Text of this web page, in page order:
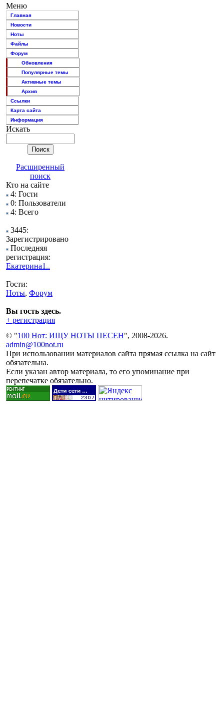
Меню
Главная
Новости
Ноты
Файлы
Форум
Обновления
Популярные темы
Активные темы
Архив
Ссылки
Карта сайта
Информация
Искать
Расширенный
поиск
Кто на сайте
4: Гости
0: Пользователи
4: Всего
3445:
Зарегистрировано
Последняя
регистрация:
Екатерина1..
Гости:
Ноты, Форум
Вы гость здесь.
+ регистрация
© "100 Нот: ИЩУ НОТЫ ПЕСЕН", 2008-2026.
admin@100not.ru
При использовании материалов сайта прямая ссылка на сайт
обязательна.
Если указан автор материала, то его упоминание при
перепечатке обязательно.